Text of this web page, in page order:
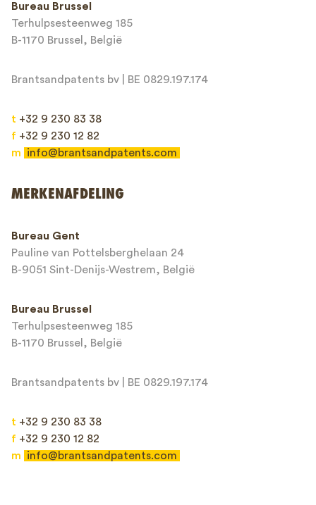
Bericht*
This site is protected by reCAPTCHA and the Google
Bureau Brussel
Terhulpsesteenweg 185
B-1170 Brussel, België
Brantsandpatents bv | BE 0829.197.174
t +32 9 230 83 38
f +32 9 230 12 82
m
info@brantsandpatents.com
MERKENAFDELING
Bureau Gent
Pauline van Pottelsberghelaan 24
B-9051 Sint-Denijs-Westrem, België
Bureau Brussel
Terhulpsesteenweg 185
B-1170 Brussel, België
Brantsandpatents bv | BE 0829.197.174
t +32 9 230 83 38
f +32 9 230 12 82
m
info@brantsandpatents.com